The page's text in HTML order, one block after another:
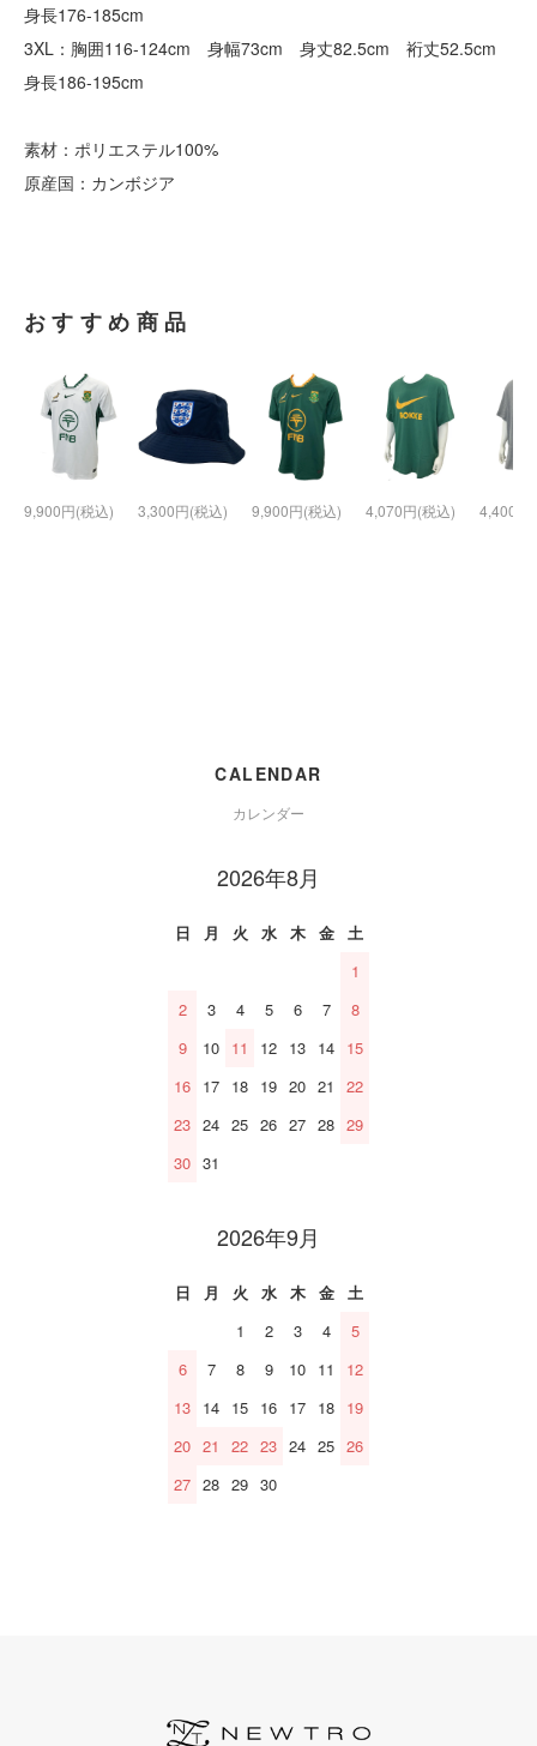
身長176-185cm
3XL：胸囲116-124cm 身幅73cm 身丈82.5cm 裄丈52.5cm
身長186-195cm
素材：ポリエステル100%
原産国：カンボジア
おすすめ商品
9,900円(税込) 3,300円(税込) 9,900円(税込) 4,070円(税込) 4,400円
CALENDAR
カレンダー
2026年8月
日 月 火 水 木 金
土
1
2
3 4 5 6 7
8
9
10 11 12 13 14 15
16 17 18 19 20 21
22
23 24 25 26 27 28 29
30 31
2026年9月
日 月 火 水 木 金
土
1
2 3 4
5
6
7 8 9 10 11
12
13 14 15 16 17 18 19
20 21 22 23 24 25 26
27 28 29 30